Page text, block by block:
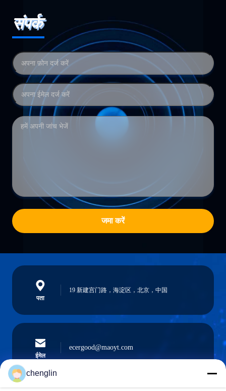
संपर्क
जमा करें
पता
19 新建宫门路，海淀区，北京，中国
ईमेल
ecergood@maoyt.com
chenglin